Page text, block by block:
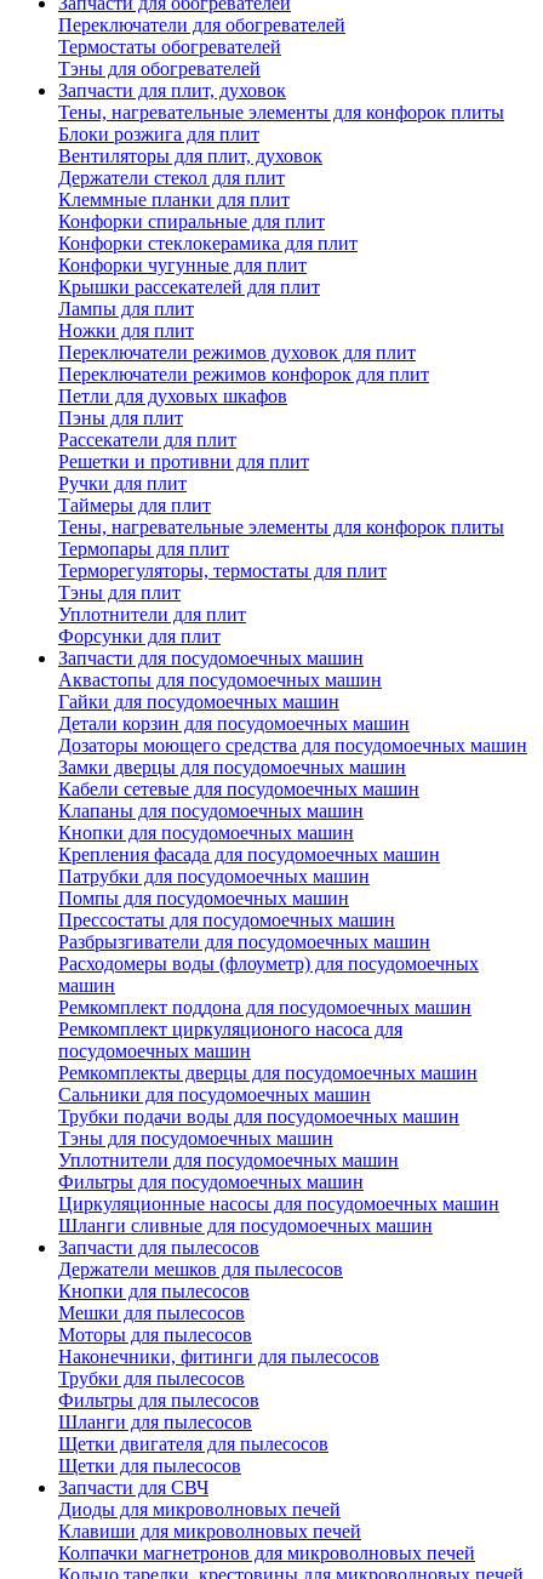
Переключатели для обогревателей
Термостаты обогревателей
Тэны для обогревателей
Запчасти для плит, духовок
Тены, нагревательные элементы для конфорок плиты
Блоки розжига для плит
Вентиляторы для плит, духовок
Держатели стекол для плит
Клеммные планки для плит
Конфорки спиральные для плит
Конфорки стеклокерамика для плит
Конфорки чугунные для плит
Крышки рассекателей для плит
Лампы для плит
Ножки для плит
Переключатели режимов духовок для плит
Переключатели режимов конфорок для плит
Петли для духовых шкафов
Пэны для плит
Рассекатели для плит
Решетки и противни для плит
Ручки для плит
Таймеры для плит
Тены, нагревательные элементы для конфорок плиты
Термопары для плит
Терморегуляторы, термостаты для плит
Тэны для плит
Уплотнители для плит
Форсунки для плит
Запчасти для посудомоечных машин
Аквастопы для посудомоечных машин
Гайки для посудомоечных машин
Детали корзин для посудомоечных машин
Дозаторы моющего средства для посудомоечных машин
Замки дверцы для посудомоечных машин
Кабели сетевые для посудомоечных машин
Клапаны для посудомоечных машин
Кнопки для посудомоечных машин
Крепления фасада для посудомоечных машин
Патрубки для посудомоечных машин
Помпы для посудомоечных машин
Прессостаты для посудомоечных машин
Разбрызгиватели для посудомоечных машин
Расходомеры воды (флоуметр) для посудомоечных
машин
Ремкомплект поддона для посудомоечных машин
Ремкомплект циркуляционого насоса для
посудомоечных машин
Ремкомплекты дверцы для посудомоечных машин
Сальники для посудомоечных машин
Трубки подачи воды для посудомоечных машин
Тэны для посудомоечных машин
Уплотнители для посудомоечных машин
Фильтры для посудомоечных машин
Циркуляционные насосы для посудомоечных машин
Шланги сливные для посудомоечных машин
Запчасти для пылесосов
Держатели мешков для пылесосов
Кнопки для пылесосов
Мешки для пылесосов
Моторы для пылесосов
Наконечники, фитинги для пылесосов
Трубки для пылесосов
Фильтры для пылесосов
Шланги для пылесосов
Щетки двигателя для пылесосов
Щетки для пылесосов
Запчасти для СВЧ
Диоды для микроволновых печей
Клавиши для микроволновых печей
Колпачки магнетронов для микроволновых печей
Кольцо тарелки, крестовины для микроволновых печей